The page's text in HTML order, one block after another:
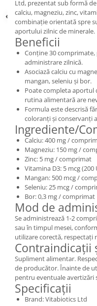
Ltd, prezentat sub formă
calciu, magneziu, zinc,
combinație orientată spre
aportului zilnic de minerale.
Beneficii
Conține 30
administrare zilnică.
Asociază calciu cu
mangan, seleniu și bor.
Poate completa aportul
rutina alimentară are
Formula este descrisă
coloranți și conservanți
Ingrediente/
Calciu: 400 mg /
Magneziu: 150 mg /
Zinc: 5 mg / comprimat
Vitamina D3: 5 mcg
Mangan: 500 mcg /
Seleniu: 25 mcg /
Bor: 0,3 mg / comprimat
Mod de
Se administrează 1-2
sau în timpul mesei,
utilizare corectă, respectați
Contraindicații
Supliment alimentar.
de producător. Înainte de
pentru eventuale avertizări
Specificații
Brand: Vitabiotics Ltd